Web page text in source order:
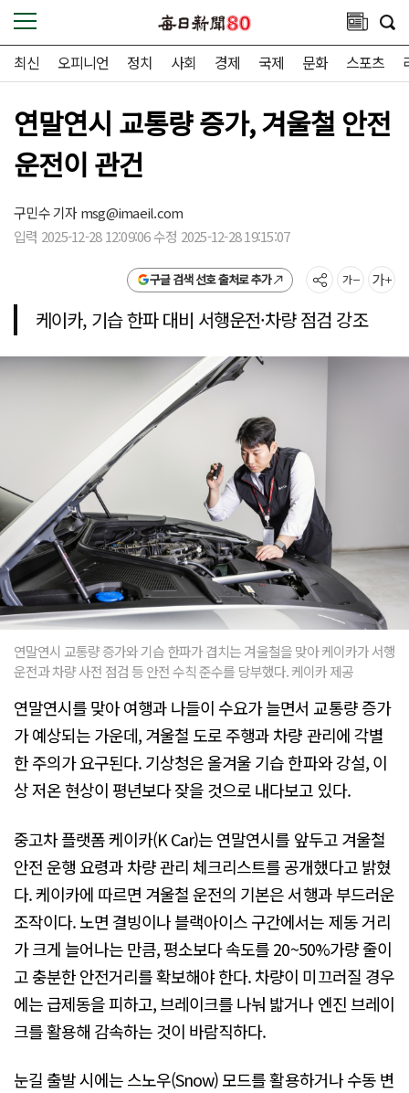
최신 오피니언 정치 사회 경제 국제 문화 스포츠
연말연시 교통량 증가, 겨울철 안전
운전이 관건
구민수 기자msg@imaeil.com
입력 2025-12-28 12:09:06 수정 2025-12-28 19:15:07
구글 검색 선호 출처로 추가
케이카, 기습 한파 대비 서행운전·차량 점검 강조
연말연시 교통량 증가와 기습 한파가 겹치는 겨울철을 맞아 케이카가 서행
운전과 차량 사전 점검 등 안전 수칙 준수를 당부했다. 케이카 제공
연말연시를 맞아 여행과 나들이 수요가 늘면서 교통량 증가
가 예상되는 가운데, 겨울철 도로 주행과 차량 관리에 각별
한 주의가 요구된다. 기상청은 올겨울 기습 한파와 강설, 이
상 저온 현상이 평년보다 잦을 것으로 내다보고 있다.
중고차 플랫폼 케이카(K Car)는 연말연시를 앞두고 겨울철
안전 운행 요령과 차량 관리 체크리스트를 공개했다고 밝혔
다. 케이카에 따르면 겨울철 운전의 기본은 서행과 부드러운
조작이다. 노면 결빙이나 블랙아이스 구간에서는 제동 거리
가 크게 늘어나는 만큼, 평소보다 속도를 20~50%가량 줄이
고 충분한 안전거리를 확보해야 한다. 차량이 미끄러질 경우
에는 급제동을 피하고, 브레이크를 나눠 밟거나 엔진 브레이
크를 활용해 감속하는 것이 바람직하다.
눈길 출발 시에는 스노우(Snow) 모드를 활용하거나 수동 변